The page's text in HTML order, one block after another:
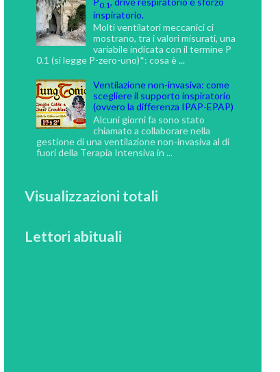
0.1
inspiratorio.
Molti ventilatori meccanici ci
mostrano, tra i valori misurati, una
variabile indicata con il termine P
0.1 (si legge P-zero-uno)*: cosa è ...
Ventilazione non-invasiva: come
scegliere il supporto inspiratorio
(ovvero la differenza IPAP-EPAP)
Alcuni giorni fa sono stato
chiamato a collaborare nella
gestione di una ventilazione non-invasiva al di
fuori della Terapia Intensiva in ...
Visualizzazioni totali
Lettori abituali